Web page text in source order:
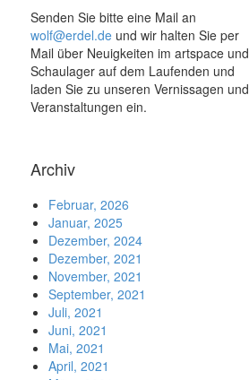
Senden Sie bitte eine Mail an
wolf@erdel.deund wir halten Sie per
Mail über Neuigkeiten im artspace und
Schaulager auf dem Laufenden und
laden Sie zu unseren Vernissagen und
Veranstaltungen ein.
Archiv
Februar, 2026
Januar, 2025
Dezember, 2024
Dezember, 2021
November, 2021
September, 2021
Juli, 2021
Juni, 2021
Mai, 2021
April, 2021